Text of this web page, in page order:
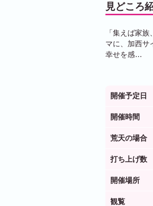
見どころ
「集えば家
マに、加西サ
幸せを感…
開催予定日
開催時間
荒天の場合
打ち上げ数
開催場所
観覧